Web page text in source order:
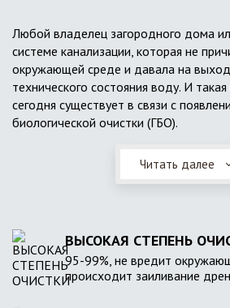
Любой владелец загородного дома
системе канализации, которая не
окружающей среде и давала на
технического состояния воду. И
сегодня существует в связи с
биологической очистки (ГБО).
Читать далее
ВЫСОКАЯ СТЕПЕНЬ
95-99%, не вредит
происходит заиливание